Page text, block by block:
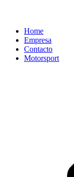
Home
Empresa
Contacto
Motorsport